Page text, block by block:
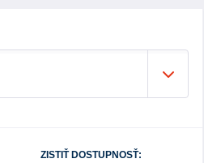
ZISTIŤ DOSTUPNOSŤ: